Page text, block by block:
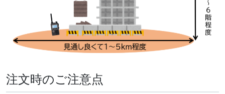
注文時のご注意点